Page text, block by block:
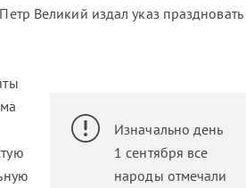
Великий издал указ праздновать
Изначально день
1 сентября все
народы отмечали